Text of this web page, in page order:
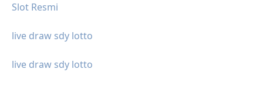
Slot Resmi
live draw sdy lotto
live draw sdy lotto